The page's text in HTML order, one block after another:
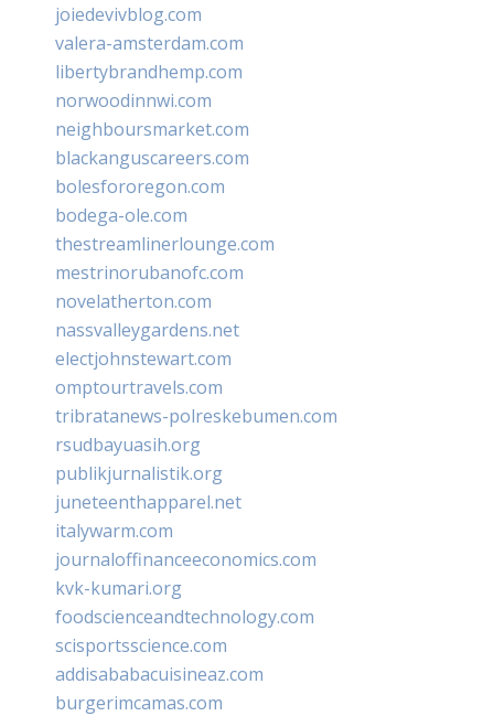
joiedevivblog.com
valera-amsterdam.com
libertybrandhemp.com
norwoodinnwi.com
neighboursmarket.com
blackanguscareers.com
bolesfororegon.com
bodega-ole.com
thestreamlinerlounge.com
mestrinorubanofc.com
novelatherton.com
nassvalleygardens.net
electjohnstewart.com
omptourtravels.com
tribratanews-polreskebumen.com
rsudbayuasih.org
publikjurnalistik.org
juneteenthapparel.net
italywarm.com
journaloffinanceeconomics.com
kvk-kumari.org
foodscienceandtechnology.com
scisportsscience.com
addisababacuisineaz.com
burgerimcamas.com